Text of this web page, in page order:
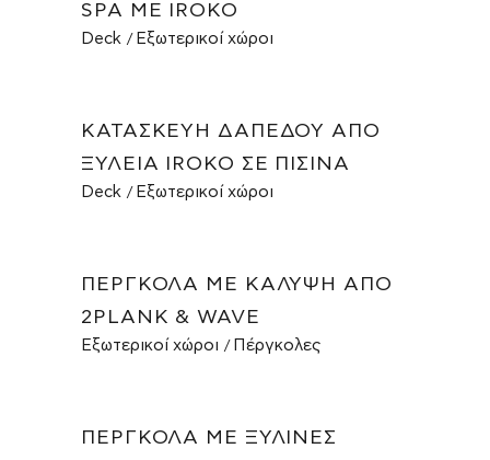
SPA ΜΕ IROKO
Deck Εξωτερικοί χώροι
ΚΑΤΑΣΚΕΥΉ ΔΑΠΈΔΟΥ ΑΠΌ
ΞΥΛΕΊΑ IROKO ΣΕ ΠΙΣΊΝΑ
Deck Εξωτερικοί χώροι
ΠΈΡΓΚΟΛΑ ΜΕ ΚΆΛΥΨΗ ΑΠΌ
2PLANK & WAVE
Εξωτερικοί χώροι Πέργκολες
ΠΈΡΓΚΟΛΑ ΜΕ ΞΎΛΙΝΕΣ